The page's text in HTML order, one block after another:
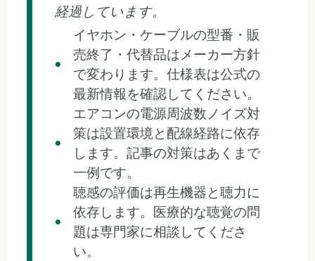
経過しています。
イヤホン・ケーブルの型番・販
売終了・代替品はメーカー方針
で変わります。仕様表は公式の
最新情報を確認してください。
エアコンの電源周波数ノイズ対
策は設置環境と配線経路に依存
します。記事の対策はあくまで
一例です。
聴感の評価は再生機器と聴力に
依存します。医療的な聴覚の問
題は専門家に相談してくださ
い。